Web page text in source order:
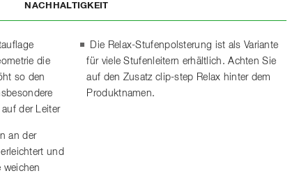
NACHHALTIGKEIT
die
so den
der Leiter
an der
und
weichen
Die Relax-Stufenpolsterung ist als Variante
für viele Stufenleitern erhältlich. Achten Sie
auf den Zusatz clip-step Relax hinter dem
Produktnamen.